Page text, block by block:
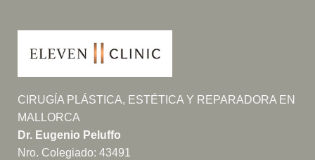
CIRUGÍA PLÁSTICA, ESTÉTICA Y REPARADORA EN
MALLORCA
Dr. Eugenio Peluffo
Nro. Colegiado: 43491